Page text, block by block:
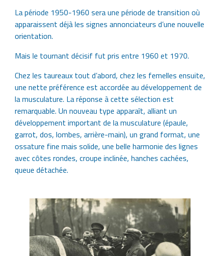
La période 1950-1960 sera une période de transition où
apparaissent déjà les signes annonciateurs d’une nouvelle
orientation.
Mais le tournant décisif fut pris entre 1960 et 1970.
Chez les taureaux tout d’abord, chez les femelles ensuite,
une nette préférence est accordée au développement de
la musculature. La réponse à cette sélection est
remarquable. Un nouveau type apparaît, alliant un
développement important de la musculature (épaule,
garrot, dos, lombes, arrière-main), un grand format, une
ossature fine mais solide, une belle harmonie des lignes
avec côtes rondes, croupe inclinée, hanches cachées,
queue détachée.